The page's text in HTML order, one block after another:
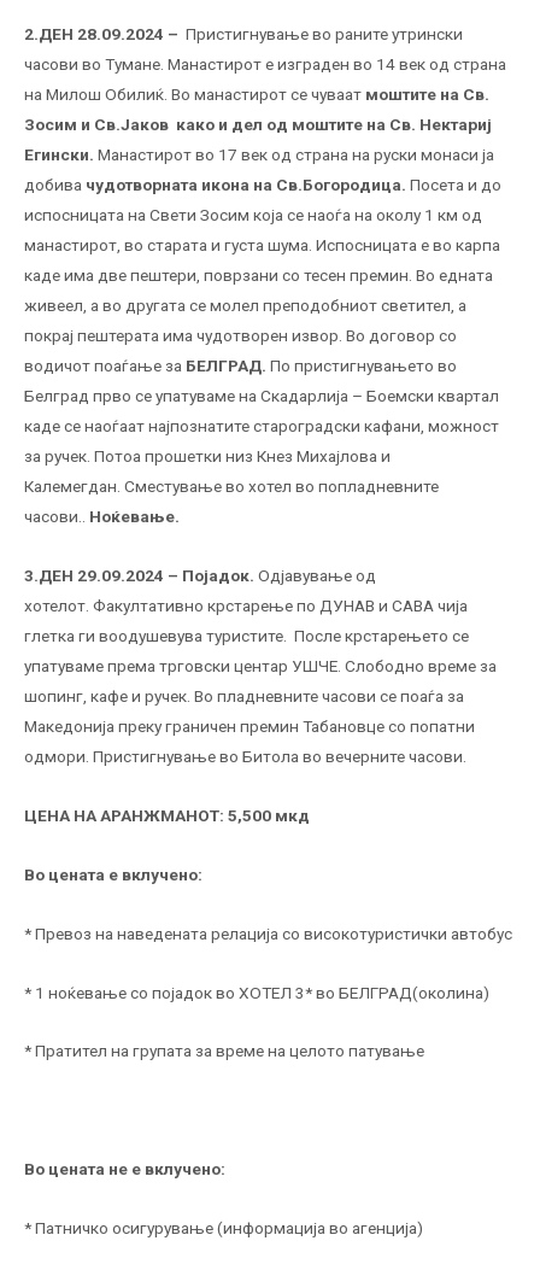
2.ДЕН 28.09.2024 – Пристигнување во раните утрински
часови во Тумане. Манастирот е изграден во 14 век од страна
на Милош Обилиќ. Во манастирот се чуваат моштите на Св.
Зосим и Св.Јаков како и дел од моштите на Св. Нектариј
Егински. Манастирот во 17 век од страна на руски монаси ја
добива чудотворната икона на Св.Богородица. Посета и до
испосницата на Свети Зосим која се наоѓа на околу 1 км од
манастирот, во старата и густа шума. Испосницата е во карпа
каде има две пештери, поврзани со тесен премин. Во едната
живеел, а во другата се молел преподобниот светител, а
покрај пештерата има чудотворен извор. Во договор со
водичот поаѓање за БЕЛГРАД. По пристигнувањето во
Белград прво се упатуваме на Скадарлија – Боемски квартал
каде се наоѓаат најпознатите староградски кафани, можност
за ручек. Потоа прошетки низ Кнез Михајлова и
Калемегдан. Сместување во хотел во попладневните
часови.. Ноќевање.
3.ДЕН 29.09.2024 – Појадок. Одјавување од
хотелот. Факултативно крстарење по ДУНАВ и САВА чија
глетка ги воодушевува туристите. После крстарењето се
упатуваме према трговски центар УШЧЕ. Слободно време за
шопинг, кафе и ручек. Во пладневните часови се поаѓа за
Македонија преку граничен премин Табановце со попатни
одмори. Пристигнување во Битола во вечерните часови.
ЦЕНА НА АРАНЖМАНОТ: 5,500 мкд
Во цената е вклучено:
* Превоз на наведената релација со високотуристички автобус
* 1 ноќевање со појадок во ХОТЕЛ 3* во БЕЛГРАД(околина)
* Пратител на групата за време на целото патување
Во цената не е вклучено:
* Патничко осигурување (информација во агенција)